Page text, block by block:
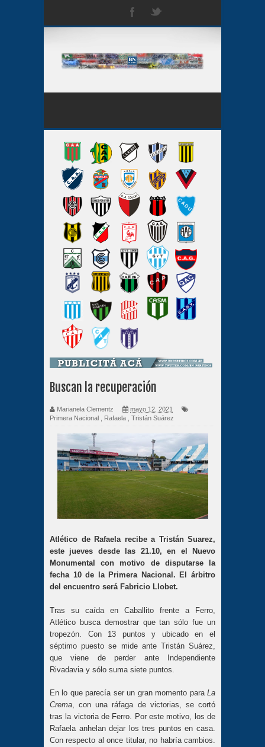
Buscan la recuperación
Marianela Clementz
mayo 12, 2021
Primera Nacional
Rafaela Tristán Suárez
Atlético de Rafaela recibe a Tristán Suarez,
este jueves desde las 21.10, en el Nuevo
Monumental con motivo de disputarse la
fecha 10 de la Primera Nacional. El árbitro
del encuentro será Fabricio Llobet.
Tras su caída en Caballito frente a Ferro,
Atlético busca demostrar que tan sólo fue un
tropezón. Con 13 puntos y ubicado en el
séptimo puesto se mide ante Tristán Suárez,
que viene de perder ante Independiente
Rivadavia y sólo suma siete puntos.
En lo que parecía ser un gran momento para La
Crema, con una ráfaga de victorias, se cortó
tras la victoria de Ferro. Por este motivo, los de
Rafaela anhelan dejar los tres puntos en casa.
Con respecto al once titular, no habría cambios.